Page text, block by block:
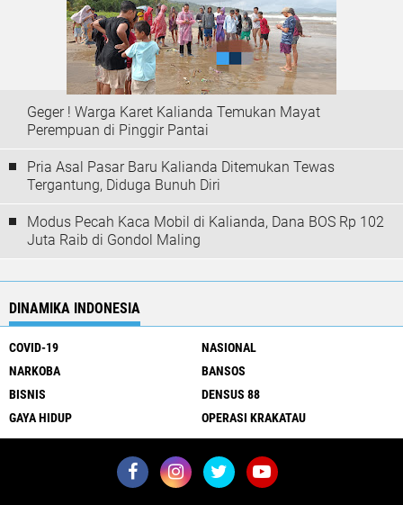
Geger ! Warga Karet Kalianda Temukan Mayat
Perempuan di Pinggir Pantai
Pria Asal Pasar Baru Kalianda Ditemukan Tewas
Tergantung, Diduga Bunuh Diri
Modus Pecah Kaca Mobil di Kalianda, Dana BOS Rp 102
Juta Raib di Gondol Maling
DINAMIKA INDONESIA
COVID-19
NASIONAL
NARKOBA
BANSOS
BISNIS
DENSUS 88
GAYA HIDUP
OPERASI KRAKATAU